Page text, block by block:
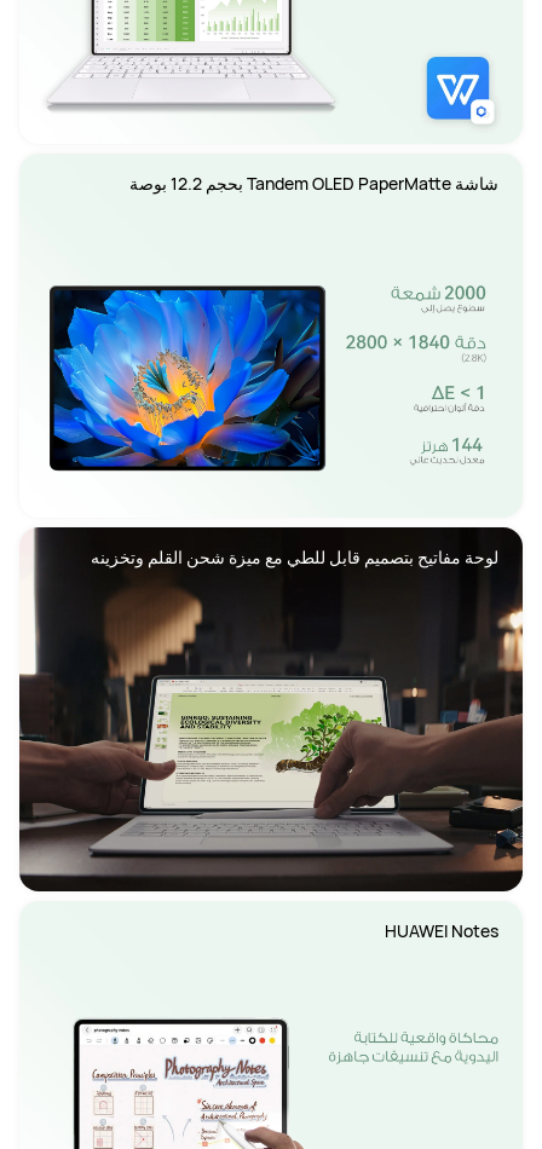
شاشة Tandem OLED PaperMatte بحجم 12.2 بوصة
لوحة مفاتيح بتصميم قابل للطي مع ميزة شحن القلم وتخزينه
HUAWEI Notes